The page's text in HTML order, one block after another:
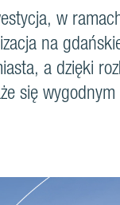
w
na
a dzięki
się